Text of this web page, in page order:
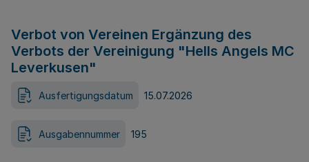
Verbot von Vereinen Ergänzung des
Verbots der Vereinigung "Hells Angels MC
Leverkusen"
Ausfertigungsdatum 15.07.2026
Ausgabennummer 195